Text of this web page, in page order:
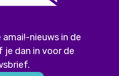
nieuws in de
je dan in voor de